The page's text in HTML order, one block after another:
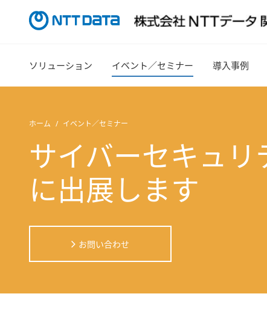
ソリューション イベント／セミナー 導入事例
ホーム イベント／セミナー
サイバーセキュリ
に出展します
お問い合わせ